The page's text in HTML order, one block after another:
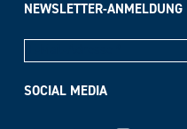
NEWSLETTER-ANMELDUNG
SOCIAL MEDIA